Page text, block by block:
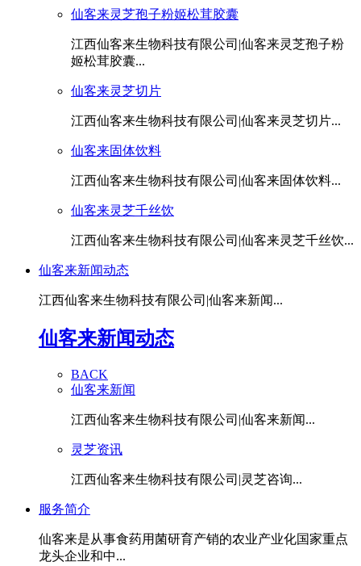
仙客来灵芝孢子粉姬松茸胶囊
江西仙客来生物科技有限公司|仙客来灵芝孢子粉
姬松茸胶囊...
仙客来灵芝切片
江西仙客来生物科技有限公司|仙客来灵芝切片...
仙客来固体饮料
江西仙客来生物科技有限公司|仙客来固体饮料...
仙客来灵芝千丝饮
江西仙客来生物科技有限公司|仙客来灵芝千丝饮...
仙客来新闻动态
江西仙客来生物科技有限公司|仙客来新闻...
仙客来新闻动态
BACK
仙客来新闻
江西仙客来生物科技有限公司|仙客来新闻...
灵芝资讯
江西仙客来生物科技有限公司|灵芝咨询...
服务简介
仙客来是从事食药用菌研育产销的农业产业化国家重点
龙头企业和中...